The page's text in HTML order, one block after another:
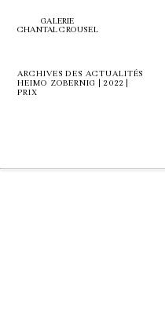
GALERIE
CHANTAL CROUSEL
ARCHIVES DES ACTUALITÉS
HEIMO ZOBERNIG | 2022 |
PRIX